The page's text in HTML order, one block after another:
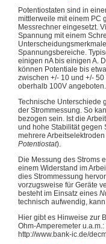
Potentiostaten sind in
mittlerweile mit einem PC
Messrechner eingesetzt.
Spannung mit einem
Spannungsbereiche.
einigen nA bis einigen A.
können Potentiale bis
zwischen +/- 10 und +/-
oberhalb 100V angeboten.
Technische Unterschiede
der Strommessung. So
bezogen sein. Ist die
und hohe Stabilität gegen
mehrere
Potentiostat).
Die Messung des Stroms
einem Widerstand im
dies Strommessung
vorzugsweise für Geräte
besteht im Einsatz eines
technisch aufwendig,
Hier gibt es Hinweise zur
Ohm-Amperemeter u.a.m.:
http://www.bank-ic.de/